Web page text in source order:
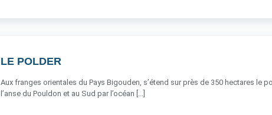
LE POLDER
Aux franges orientales du Pays Bigouden, s’étend sur près de 350 hectares le
l’anse du Pouldon et au Sud par l’océan [...]